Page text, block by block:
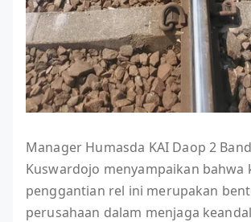
Manager Humasda KAI Daop 2
Kuswardojo menyampaikan bahwa
penggantian rel ini merupakan
perusahaan dalam menjaga